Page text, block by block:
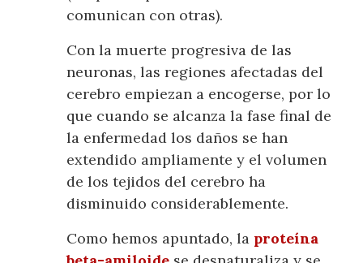
comunican con otras).
Con la muerte progresiva de las
neuronas, las regiones afectadas del
cerebro empiezan a encogerse, por lo
que cuando se alcanza la fase final de
la enfermedad los daños se han
extendido ampliamente y el volumen
de los tejidos del cerebro ha
disminuido considerablemente.
Como hemos apuntado, la proteína